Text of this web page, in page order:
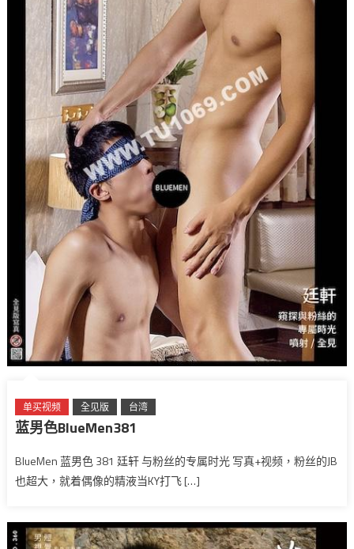
单买视频 全见版 台湾
蓝男色BlueMen381
BlueMen 蓝男色 381 廷轩 与粉丝的专属时光 写真+视频，粉丝的JB
也超大，就着偶像的精液当KY打飞 […]